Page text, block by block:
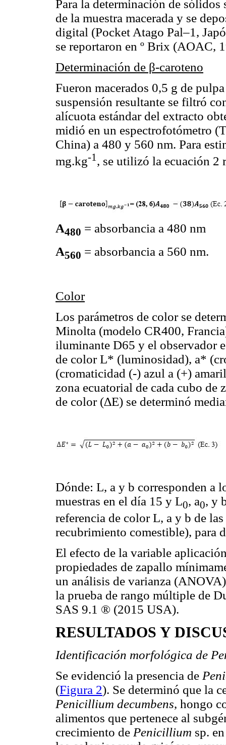
Para la determinación de
de la muestra macerada y se
digital (Pocket Atago Pal–1,
se reportaron en º Brix (AOAC,
Determinación de β-caroteno
Fueron macerados 0,5 g de
suspensión resultante se filtró
alícuota estándar del extracto
midió en un espectrofotómetro
China) a 480 y 560 nm. Para
mg.kg‑1 , se utilizó la ecuación 2
A480 = absorbancia a 480 nm
A560 = absorbancia a 560 nm.
Color
Los parámetros de color se
Minolta (modelo CR400,
iluminante D65 y el observador
de color L* (luminosidad), a*
(cromaticidad (-) azul a (+)
zona ecuatorial de cada cubo de
de color (∆E) se determinó
Dónde: L, a y b corresponden a
muestras en el día 15 y L0, a0, y
referencia de color L, a y b de
recubrimiento comestible), para
El efecto de la variable
propiedades de zapallo
un análisis de varianza
la prueba de rango múltiple de
SAS 9.1 ® (2015 USA).
RESULTADOS Y
Identificación morfológica de
Se evidenció la presencia de
(Figura 2). Se determinó que la
Penicillium decumbens, hongo
alimentos que pertenece al
crecimiento de Penicillium sp.